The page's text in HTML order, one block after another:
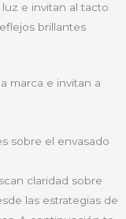
e invitan al tacto
brillantes
marca e invitan a
sobre el envasado
claridad sobre
las estrategias de